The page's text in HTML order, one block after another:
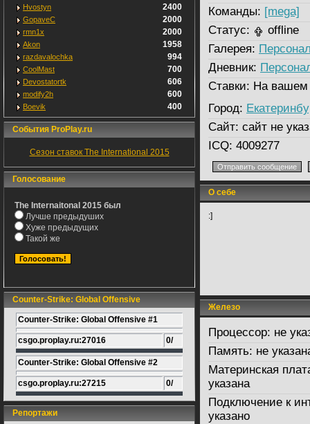
Hvostyn 2400
GopaveC 2000
rmn1x 2000
Akon 1958
razdavalochka 994
CoolMast 700
Devostatortk 606
modify2h 600
Boevik 400
События ProPlay.ru
Сезон ставок The International 2015
Голосование
The Internaitonal 2015 был
Лучше предыдуших
Хуже предыдущих
Такой же
Counter-Strike: Global Offensive
Counter-Strike: Global Offensive #1
csgo.proplay.ru:27016 0/
Counter-Strike: Global Offensive #2
csgo.proplay.ru:27215 0/
Репортажи
Команды: [mega]
Статус:
offline
Галерея:
Дневник:
Ставки: На вашем
Город:
Сайт: сайт не
ICQ: 4009277
О себе
:]
Железо
Процессор: не
Память: не
Материнская
указана
Подключение к
указано